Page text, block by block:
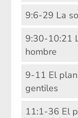
9:6-29 La
9:30-10:21
hombre
9-11 El
gentiles
11:1-36 El